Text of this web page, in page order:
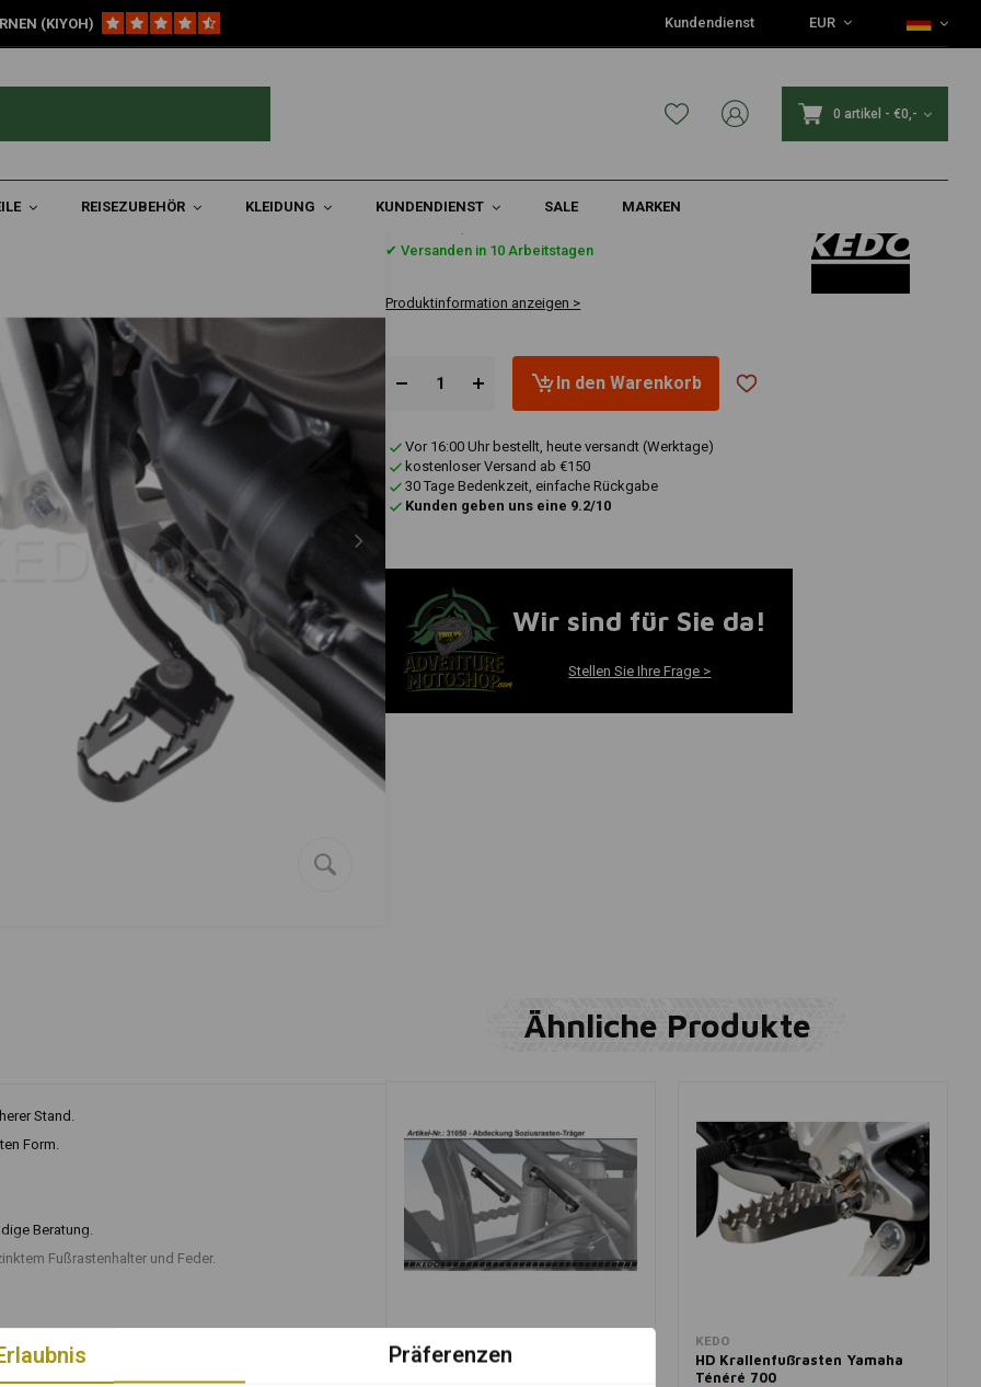
(KIYOH) Kundendienst EUR
0 artikel - €0,-
REISEZUBEHÖR KLEIDUNG KUNDENDIENST SALE MARKEN
'20) Hochleistungs-Enduro-Fußrasten Yamaha Ténéré 700
700
€113,95
✔ Versanden in 10 Arbeitstagen
Produktinformation anzeigen >
In den Warenkorb
Vor 16:00 Uhr bestellt, heute versandt (Werktage)
kostenloser Versand ab €150
30 Tage Bedenkzeit, einfache Rückgabe
Kunden geben uns eine 9.2/10
Wir sind für Sie da!
Stellen Sie Ihre Frage >
Stand.
Form.
Beratung.
Fußrastenhalter und Feder.
Ähnliche Produkte
Soziusfußrasten-Verzurrbügel
KEDO
HD Krallenfußrasten Yamaha
Ténéré 700
Präferenzen